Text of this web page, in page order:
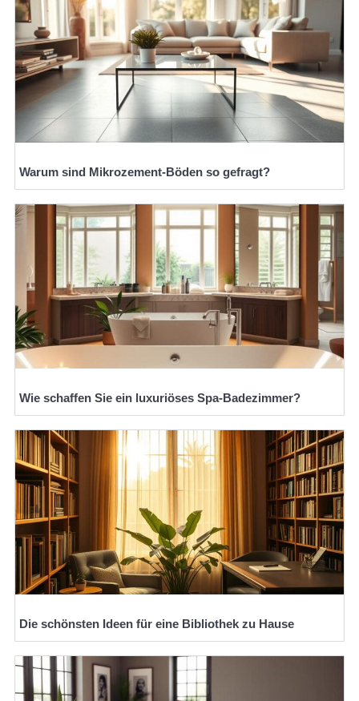
Warum sind Mikrozement-Böden so gefragt?
Wie schaffen Sie ein luxuriöses Spa-Badezimmer?
Die schönsten Ideen für eine Bibliothek zu Hause